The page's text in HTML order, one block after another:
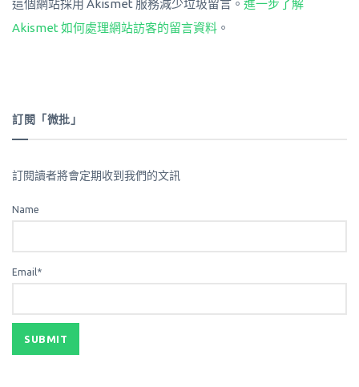
這個網站採用 Akismet 服務減少垃圾留言。 進一步了解
Akismet 如何處理網站訪客的留言資料 。
訂閱「微批」
訂閱讀者將會定期收到我們的文訊
Name
Email*